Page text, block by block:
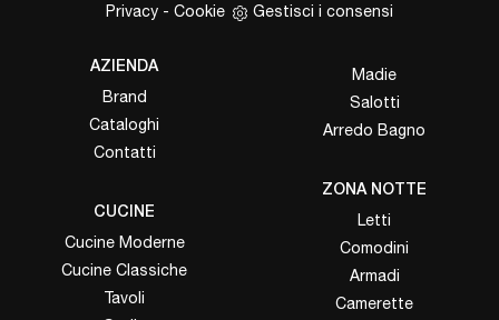
Privacy - Cookie Gestisci i consensi
AZIENDA
Brand
Cataloghi
Contatti
CUCINE
Cucine Moderne
Cucine Classiche
Tavoli
Madie
Salotti
Arredo Bagno
ZONA NOTTE
Letti
Comodini
Armadi
Camerette